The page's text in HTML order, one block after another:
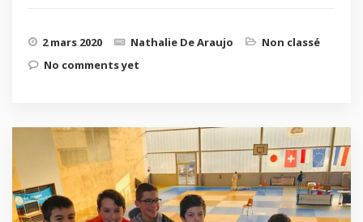
2 mars 2020 Nathalie De Araujo
Non classé
No comments yet